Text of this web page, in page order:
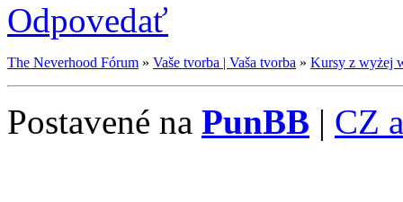
Odpovedať
The Neverhood Fórum » Vaše tvorba | Vaša tvorba » Kursy z wyżej
Postavené na PunBB | CZ